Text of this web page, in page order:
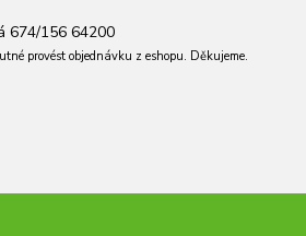
674/156 64200
provést objednávku z eshopu. Děkujeme.